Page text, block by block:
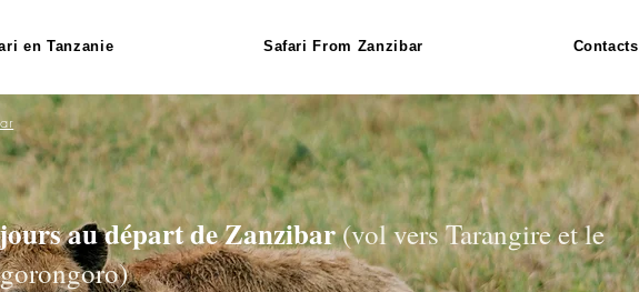
en Tanzanie Safari From Zanzibar Contacts
au départ de Zanzibar(vol vers Tarangire et le